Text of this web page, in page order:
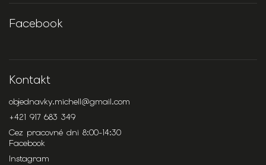
Facebook
Kontakt
objednavky.michell@gmail.com
+421 917 683 349
Cez pracovné dni 8:00-14:30
Facebook
Instagram